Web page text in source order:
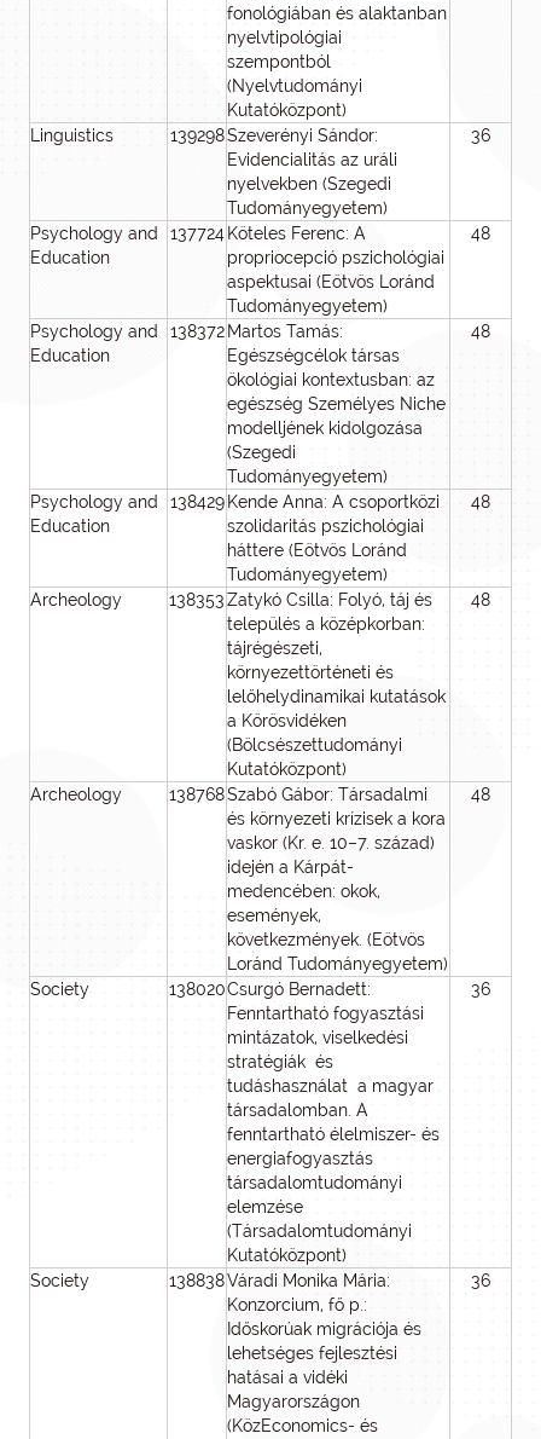
fonológiában és alaktanban
nyelvtipológiai
szempontból
(Nyelvtudományi
Kutatóközpont)
Linguistics 139298Szeverényi Sándor:
Evidencialitás az uráli
nyelvekben (Szegedi
Tudományegyetem)
36
Psychology and
Education
137724 Köteles Ferenc: A
propriocepció pszichológiai
aspektusai (Eötvös Loránd
Tudományegyetem)
48
Psychology and
Education
138372 Martos Tamás:
Egészségcélok társas
ökológiai kontextusban: az
egészség Személyes Niche
modelljének kidolgozása
(Szegedi
Tudományegyetem)
48
Psychology and
Education
138429 Kende Anna: A csoportközi
szolidaritás pszichológiai
háttere (Eötvös Loránd
Tudományegyetem)
48
Archeology 138353Zatykó Csilla: Folyó, táj és
település a középkorban:
tájrégészeti,
környezettörténeti és
lelőhelydinamikai kutatások
a Körösvidéken
(Bölcsészettudományi
Kutatóközpont)
48
Archeology 138768Szabó Gábor: Társadalmi
és környezeti krízisek a kora
vaskor (Kr. e. 10–7. század)
idején a Kárpát-
medencében: okok,
események,
következmények. (Eötvös
Loránd Tudományegyetem)
48
Society 138020Csurgó Bernadett:
Fenntartható fogyasztási
mintázatok, viselkedési
stratégiák és
tudáshasználat a magyar
társadalomban. A
fenntartható élelmiszer- és
energiafogyasztás
társadalomtudományi
elemzése
(Társadalomtudományi
Kutatóközpont)
36
Society 138838Váradi Monika Mária:
Konzorcium, fő p.:
Időskorúak migrációja és
lehetséges fejlesztési
hatásai a vidéki
Magyarországon
(KözEconomics- és
36